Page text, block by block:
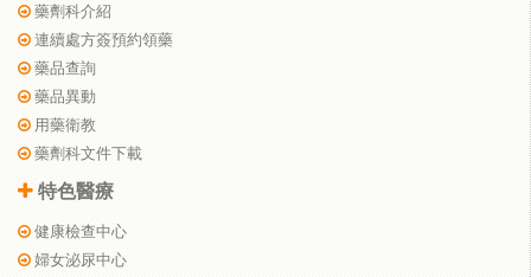
藥劑科介紹
連續處方簽預約領藥
藥品查詢
藥品異動
用藥衛教
藥劑科文件下載
特色醫療
健康檢查中心
婦女泌尿中心